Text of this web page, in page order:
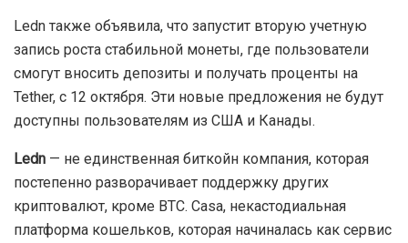
Ledn также объявила, что запустит вторую учетную
запись роста стабильной монеты, где пользователи
смогут вносить депозиты и получать проценты на
Tether, с 12 октября. Эти новые предложения не будут
доступны пользователям из США и Канады.
Ledn — не единственная биткойн компания, которая
постепенно разворачивает поддержку других
криптовалют, кроме BTC. Casa, некастодиальная
платформа кошельков, которая начиналась как сервис